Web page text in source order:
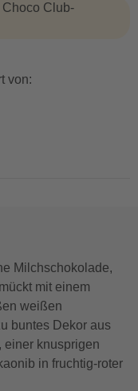
Choco Club-
von:
Milchschokolade,
mit einem
weißen
buntes Dekor aus
einer knusprigen
in fruchtig-roter